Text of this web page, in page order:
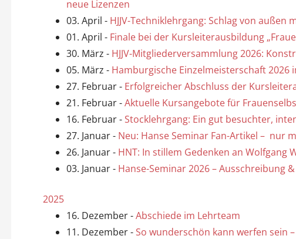
neue Lizenzen
03. April - HJJV-Techniklehrgang: Schlag von außen
01. April - Finale bei der Kursleiterausbildung
30. März - HJJV-Mitgliederversammlung 2026:
05. März - Hamburgische Einzelmeisterschaft 2026
27. Februar- Erfolgreicher Abschluss der
21. Februar-Aktuelle Kursangebote für
16. Februar-Stocklehrgang: Ein gut besuchter,
27. Januar- Neu: Hanse Seminar Fan-Artikel – nur
26. Januar- HNT: In stillem Gedenken an Wolfgang
03. Januar- Hanse-Seminar 2026 – Ausschreibung
2025
16. Dezember-Abschiede im Lehrteam
11. Dezember-So wunderschön kann werfen sein